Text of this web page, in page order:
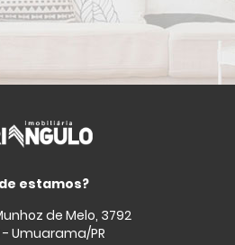
estamos?
de Melo, 3792
- Umuarama/PR